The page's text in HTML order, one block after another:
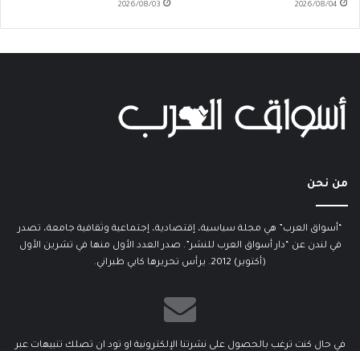
2026/08/04
2026/08/03
من نحن
“أسواق العرب” هي مجلة سياسية، إقتصادية، إجتماعية وثقافية جامعة، تصدر
في لندن عن “دار أسواق العرب للنشر”. صدر العدد الأول منها في تشرين الأول
(أكتوبر) 2012. يرأس تحريرها كابي طبراني.
في حال كنت ترغب بالحصول على نشرتنا الإلكترونية او تود ان تصلك تنبيهات عبر